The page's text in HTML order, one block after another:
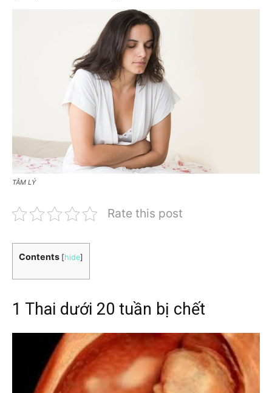
TÂM LÝ
Rate this post
Contents [hide]
1 Thai dưới 20 tuần bị chết